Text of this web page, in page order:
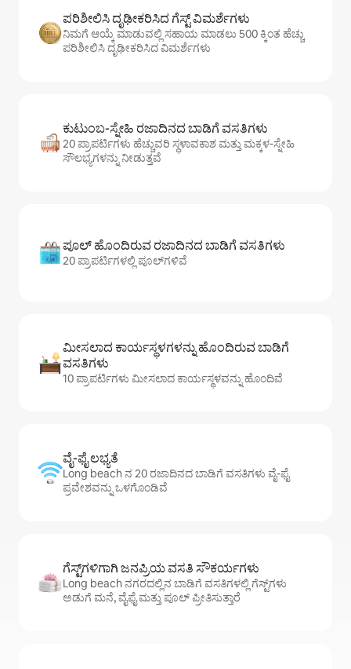
ಪರಿಶೀಲಿಸಿ ದೃಢೀಕರಿಸಿದ ಗೆಸ್ಟ್ ವಿಮರ್ಶೆಗಳು
ನಿಮಗೆ ಆಯ್ಕೆ ಮಾಡುವಲ್ಲಿ ಸಹಾಯ ಮಾಡಲು 500 ಕ್ಕಿಂತ ಹೆಚ್ಚು
ಪರಿಶೀಲಿಸಿ ದೃಢೀಕರಿಸಿದ ವಿಮರ್ಶೆಗಳು
ಕುಟುಂಬ-ಸ್ನೇಹಿ ರಜಾದಿನದ ಬಾಡಿಗೆ ವಸತಿಗಳು
20 ಪ್ರಾಪರ್ಟಿಗಳು ಹೆಚ್ಚುವರಿ ಸ್ಥಳಾವಕಾಶ ಮತ್ತು ಮಕ್ಕಳ-ಸ್ನೇಹಿ
ಸೌಲಭ್ಯಗಳನ್ನು ನೀಡುತ್ತವೆ
ಪೂಲ್ ಹೊಂದಿರುವ ರಜಾದಿನದ ಬಾಡಿಗೆ ವಸತಿಗಳು
20 ಪ್ರಾಪರ್ಟಿಗಳಲ್ಲಿ ಪೂಲ್‌‌‌‌‌‌‌‌‌ಗಳಿವೆ
ಮೀಸಲಾದ ಕಾರ್ಯಸ್ಥಳಗಳನ್ನು ಹೊಂದಿರುವ ಬಾಡಿಗೆ
ವಸತಿಗಳು
10 ಪ್ರಾಪರ್ಟಿಗಳು ಮೀಸಲಾದ ಕಾರ್ಯಸ್ಥಳವನ್ನು ಹೊಂದಿವೆ
ವೈ-ಫೈ ಲಭ್ಯತೆ
Long beach ನ 20 ರಜಾದಿನದ ಬಾಡಿಗೆ ವಸತಿಗಳು ವೈ-ಫೈ
ಪ್ರವೇಶವನ್ನು ಒಳಗೊಂಡಿವೆ
ಗೆಸ್ಟ್‌ಗಳಿಗಾಗಿ ಜನಪ್ರಿಯ ವಸತಿ ಸೌಕರ್ಯಗಳು
Long beach ನಗರದಲ್ಲಿನ ಬಾಡಿಗೆ ವಸತಿಗಳಲ್ಲಿ ಗೆಸ್ಟ್‌ಗಳು
ಅಡುಗೆ ಮನೆ, ವೈಫೈ ಮತ್ತು ಪೂಲ್ ಪ್ರೀತಿಸುತ್ತಾರೆ